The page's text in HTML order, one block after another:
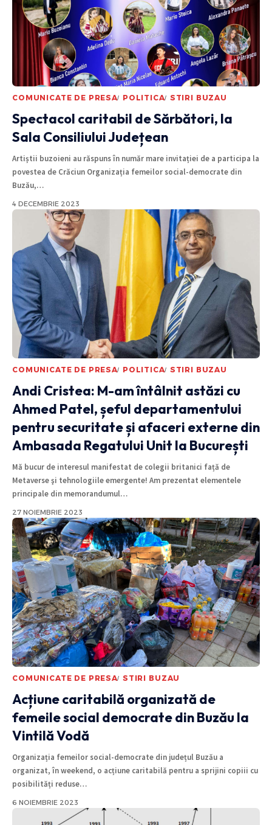
COMUNICATE DE PRESA POLITICA STIRI BUZAU
Spectacol caritabil de Sărbători, la
Sala Consiliului Județean
Artiștii buzoieni au răspuns în număr mare invitației de a participa la
povestea de Crăciun Organizația femeilor social-democrate din
Buzău,…
4 DECEMBRIE 2023
COMUNICATE DE PRESA POLITICA STIRI BUZAU
Andi Cristea: M-am întâlnit astăzi cu
Ahmed Patel, șeful departamentului
pentru securitate și afaceri externe din
Ambasada Regatului Unit la București
Mă bucur de interesul manifestat de colegii britanici față de
Metaverse şi tehnologiile emergente! Am prezentat elementele
principale din memorandumul…
27 NOIEMBRIE 2023
COMUNICATE DE PRESA STIRI BUZAU
Acțiune caritabilă organizată de
femeile social democrate din Buzău la
Vintilă Vodă
Organizația femeilor social-democrate din județul Buzău a
organizat, în weekend, o acțiune caritabilă pentru a sprijini copiii cu
posibilități reduse…
6 NOIEMBRIE 2023